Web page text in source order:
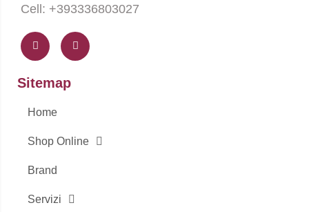
Cell: +393336803027
a
c
b
o
-
f
n
s
a
Sitemap
Home
Shop Online
Brand
Servizi